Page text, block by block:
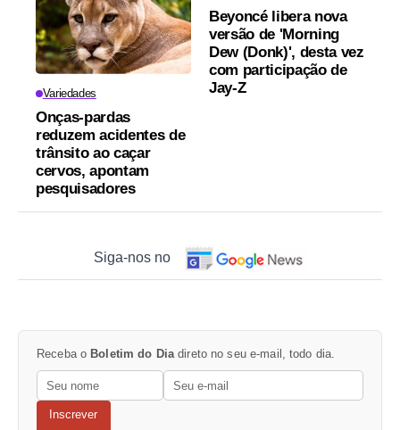
Variedades
Onças-pardas
reduzem acidentes de
trânsito ao caçar
cervos, apontam
pesquisadores
Beyoncé libera nova
versão de 'Morning
Dew (Donk)', desta vez
com participação de
Jay-Z
Siga-nos no
Receba o Boletim do Dia direto no seu e-mail, todo dia.
Inscrever